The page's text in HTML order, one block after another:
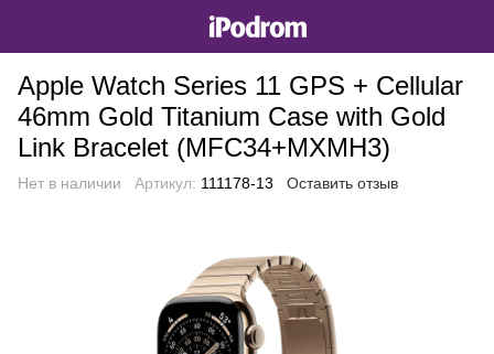
Apple Watch Series 11 GPS + Cellular
46mm Gold Titanium Case with Gold
Link Bracelet (MFC34+MXMH3)
Нет в наличии Артикул: 111178-13 Оставить отзыв